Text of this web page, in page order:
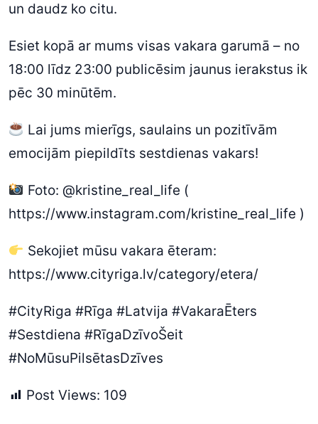
un daudz ko citu.
Esiet kopā ar mums visas vakara garumā – no
18:00 līdz 23:00 publicēsim jaunus ierakstus ik
pēc 30 minūtēm.
Lai jums mierīgs, saulains un pozitīvām
emocijām piepildīts sestdienas vakars!
Foto: @kristine_real_life (
https://www.instagram.com/kristine_real_life )
Sekojiet mūsu vakara ēteram:
https://www.cityriga.lv/category/etera/
#CityRiga #Rīga #Latvija #VakaraĒters
#Sestdiena #RīgaDzīvoŠeit
#NoMūsuPilsētasDzīves
Post Views: 109